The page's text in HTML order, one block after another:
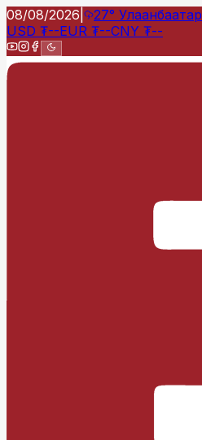
08/08/2026 27° Улаанбаатар
USD ₮--EUR ₮--CNY ₮--